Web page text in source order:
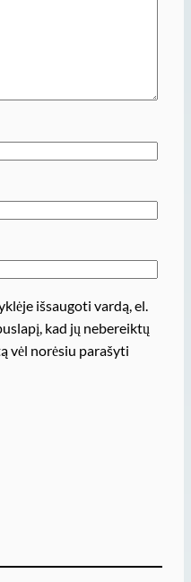
išsaugoti vardą, el.
kad jų nebereiktų
vėl norėsiu parašyti